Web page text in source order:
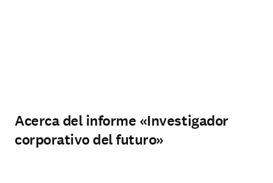
Acerca del informe «Investigador
corporativo del futuro»